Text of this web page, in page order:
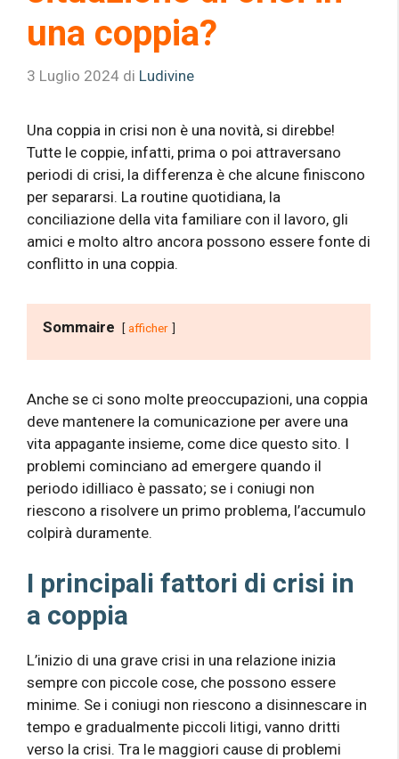
una coppia?
3 Luglio 2024 di Ludivine
Una coppia in crisi non è una novità, si direbbe!
Tutte le coppie, infatti, prima o poi attraversano
periodi di crisi, la differenza è che alcune finiscono
per separarsi. La routine quotidiana, la
conciliazione della vita familiare con il lavoro, gli
amici e molto altro ancora possono essere fonte di
conflitto in una coppia.
Sommaire afficher
Anche se ci sono molte preoccupazioni, una coppia
deve mantenere la comunicazione per avere una
vita appagante insieme, come dice questo sito. I
problemi cominciano ad emergere quando il
periodo idilliaco è passato; se i coniugi non
riescono a risolvere un primo problema, l’accumulo
colpirà duramente.
I principali fattori di crisi in
a coppia
L’inizio di una grave crisi in una relazione inizia
sempre con piccole cose, che possono essere
minime. Se i coniugi non riescono a disinnescare in
tempo e gradualmente piccoli litigi, vanno dritti
verso la crisi. Tra le maggiori cause di problemi